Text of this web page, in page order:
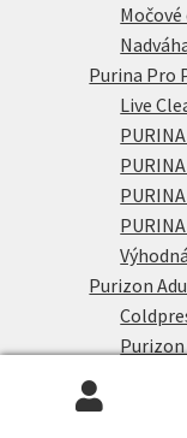
Purina Pro
Live
Purizon